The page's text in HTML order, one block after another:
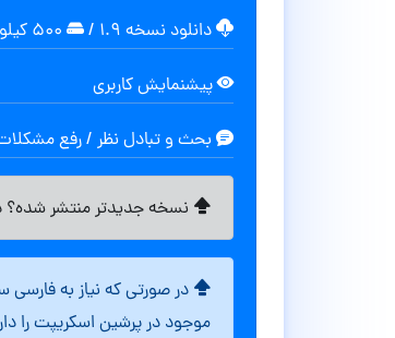
دانلود نسخه ۱.۹ /
پیشنمایش کاربری
بحث و تبادل نظر / رفع
نسخه جدیدتر منتشر شده؟
در صورتی که نیاز به
موجود در پرشین اسکریپت را